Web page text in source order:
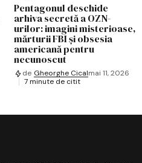
Pentagonul deschide
arhiva secretă a OZN-
urilor: imagini misterioase,
mărturii FBI și obsesia
americană pentru
necunoscut
de Gheorghe Cicalmai 11, 2026
7 minute de citit